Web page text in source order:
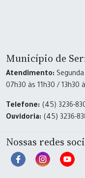
Município de
Atendimento:
07h30 às 11h30 / 13h30
Telefone: (45) 3236-
Ouvidoria: (45) 3236-
Nossas redes